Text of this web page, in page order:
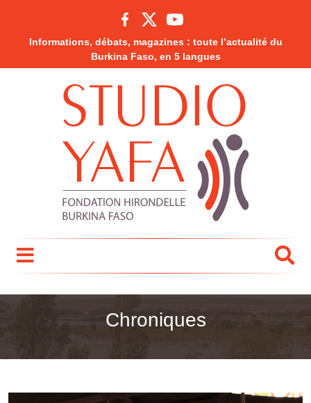
Informations, débats, magazines : toute l’actualité du
Burkina Faso, en 5 langues
Chroniques